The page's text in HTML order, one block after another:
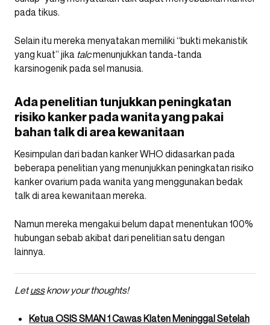
pada tikus.
Selain itu mereka menyatakan memiliki “bukti mekanistik
yang kuat” jika talcmenunjukkan tanda-tanda
karsinogenik pada sel manusia.
Ada penelitian tunjukkan peningkatan
risiko kanker pada wanita yang pakai
bahan talk di area kewanitaan
Kesimpulan dari badan kanker WHO didasarkan pada
beberapa penelitian yang menunjukkan peningkatan risiko
kanker ovarium pada wanita yang menggunakan bedak
talk di area kewanitaan mereka.
Namun mereka mengakui belum dapat menentukan 100%
hubungan sebab akibat dari penelitian satu dengan
lainnya.
Letussknow your thoughts!
Ketua OSIS SMAN 1 Cawas Klaten Meninggal Setelah